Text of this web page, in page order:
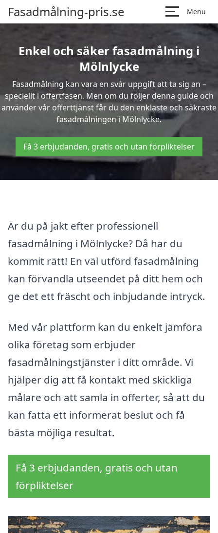
Fasadmålning-pris.se Menu
Enkel och säker fasadmålning i
Mölnlycke
Fasadmålning kan vara en svår uppgift att ta sig an –
speciellt i offertfasen. Men om du följer denna guide och
använder vår offerttjänst får du den enklaste och säkraste
fasadmålningen i Mölnlycke.
Få 3 erbjudanden, gratis och utan förpliktelser
Är du på jakt efter professionell
fasadmålning i Mölnlycke? Då har du
kommit rätt! En väl utförd fasadmålning
kan förvandla utseendet på ditt hem och
ge det ett fräscht och inbjudande intryck.
Med vår plattform kan du enkelt jämföra
olika företag som erbjuder
fasadmålningstjänster i ditt område. Vi
hjälper dig att få kontakt med skickliga
målare och att samla in offerter, så att du
kan fatta ett informerat beslut och få
bästa möjliga resultat.
Få 3 erbjudanden, gratis och utan
förpliktelser